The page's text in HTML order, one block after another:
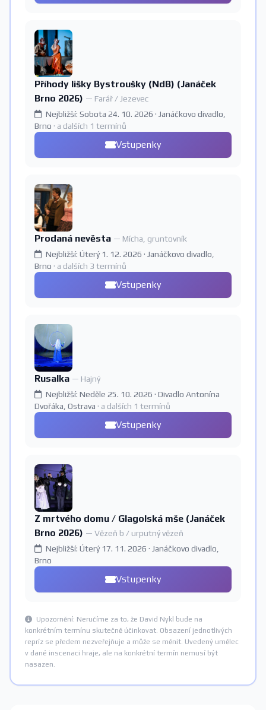
Příhody lišky Bystroušky (NdB) (Janáček
Brno 2026) — Farář / Jezevec
Nejbližší: Sobota 24. 10. 2026 · Janáčkovo divadlo,
Brno · a dalších 1 termínů
Vstupenky
Prodaná nevěsta — Mícha, gruntovník
Nejbližší: Úterý 1. 12. 2026 · Janáčkovo divadlo,
Brno · a dalších 3 termínů
Vstupenky
Rusalka — Hajný
Nejbližší: Neděle 25. 10. 2026 · Divadlo Antonína
Dvořáka, Ostrava · a dalších 1 termínů
Vstupenky
Z mrtvého domu / Glagolská mše (Janáček
Brno 2026) — Vězeň b / urputný vězeň
Nejbližší: Úterý 17. 11. 2026 · Janáčkovo divadlo,
Brno
Vstupenky
Upozornění: Neručíme za to, že David Nykl bude na
konkrétním termínu skutečně účinkovat. Obsazení jednotlivých
repríz se předem nezveřejňuje a může se měnit. Uvedený umělec
v dané inscenaci hraje, ale na konkrétní termín nemusí být
nasazen.